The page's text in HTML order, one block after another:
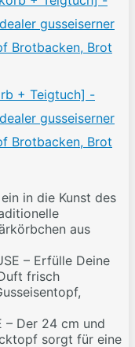
+ Teigtuch] -
gusseiserner
Brotbacken, Brot
ein in die Kunst des
aus
– Erfülle Deine
frisch
– Der 24 cm und
sorgt für eine